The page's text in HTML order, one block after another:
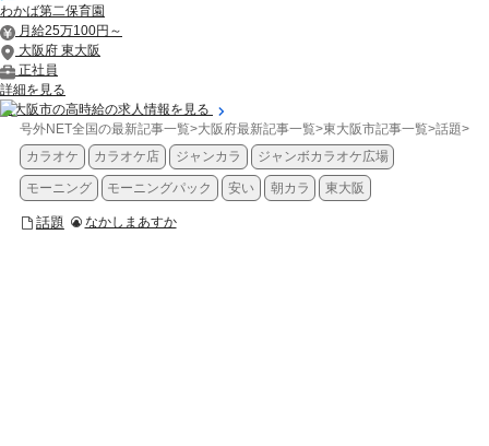
わかば第二保育園
月給25万100円～
大阪府 東大阪
正社員
詳細を見る
東大阪市の高時給の求人情報を見る
号外NET全国の最新記事一覧>大阪府最新記事一覧>東大阪市記事一覧>話題>【
カラオケ
カラオケ店 ジャンカラ ジャンボカラオケ広場
モーニング モーニングパック 安い 朝カラ 東大阪
話題 なかしまあすか